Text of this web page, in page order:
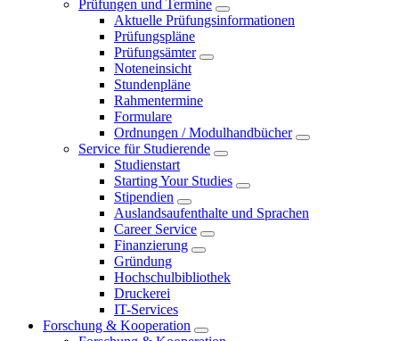
Prüfungen und Termine
Aktuelle Prüfungsinformationen
Prüfungspläne
Prüfungsämter
Noteneinsicht
Stundenpläne
Rahmentermine
Formulare
Ordnungen / Modulhandbücher
Service für Studierende
Studienstart
Starting Your Studies
Stipendien
Auslandsaufenthalte und Sprachen
Career Service
Finanzierung
Gründung
Hochschulbibliothek
Druckerei
IT-Services
Forschung & Kooperation